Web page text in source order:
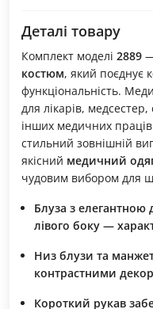
Деталі товару
Комплект моделі 2889
костюм, який поєднує
функціональність.
для лікарів, медсестер,
інших медичних
стильний зовнішній
якісний медичний одяг
чудовим вибором для
Блуза з елегантною
лівого боку —
Низ блузи та
контрастними
Короткий рукав